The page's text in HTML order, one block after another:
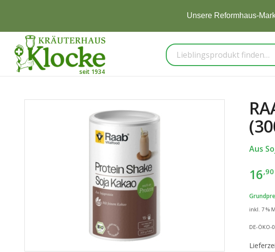
Jetzt zum Newsletter
Aus
16,90
inkl. 7 %
DE-ÖKO-